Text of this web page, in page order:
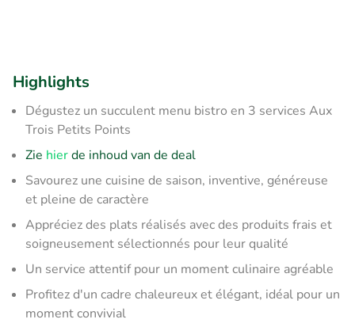
Highlights
Dégustez un succulent menu bistro en 3 services Aux
Trois Petits Points
Zie hierde inhoud van de deal
Savourez une cuisine de saison, inventive, généreuse
et pleine de caractère
Appréciez des plats réalisés avec des produits frais et
soigneusement sélectionnés pour leur qualité
Un service attentif pour un moment culinaire agréable
Profitez d'un cadre chaleureux et élégant, idéal pour un
moment convivial